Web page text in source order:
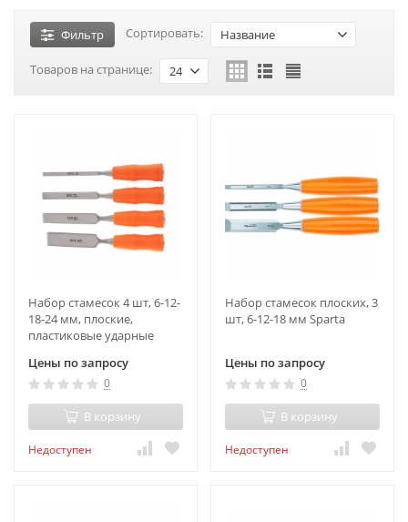
Фильтр Сортировать: Название
Товаров на странице: 24
Набор стамесок 4 шт, 6-12-
18-24 мм, плоские,
пластиковые ударные
Цены по запросу
0
В корзину
Недоступен
Набор стамесок плоских, 3
шт, 6-12-18 мм Sparta
Цены по запросу
0
В корзину
Недоступен